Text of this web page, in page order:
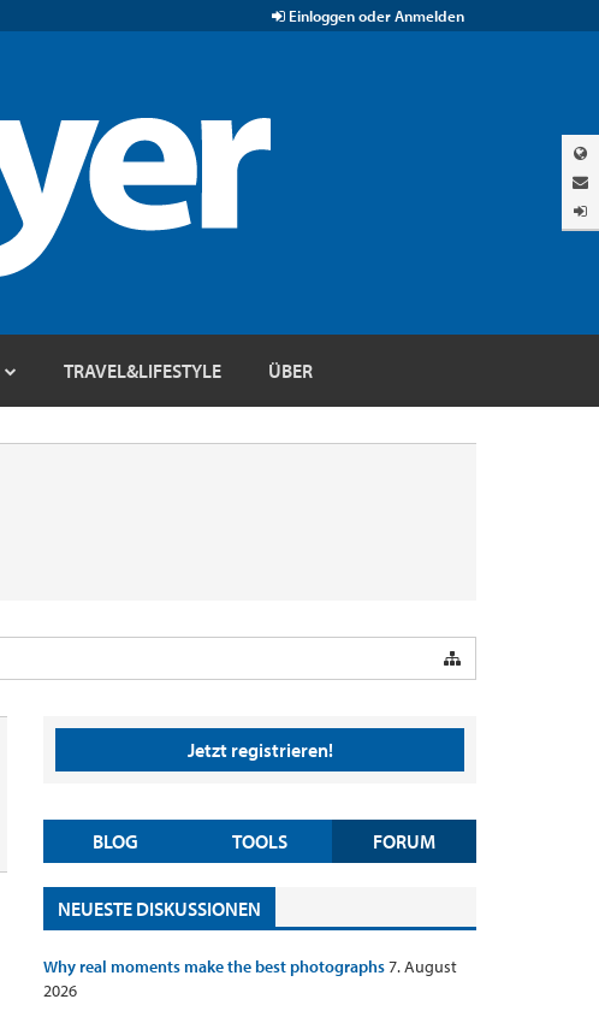
Einloggen oder Anmelden
TRAVEL&LIFESTYLE ÜBER
Jetzt registrieren!
BLOG TOOLS FORUM
NEUESTE DISKUSSIONEN
Why real moments make the best photographs7. August
2026